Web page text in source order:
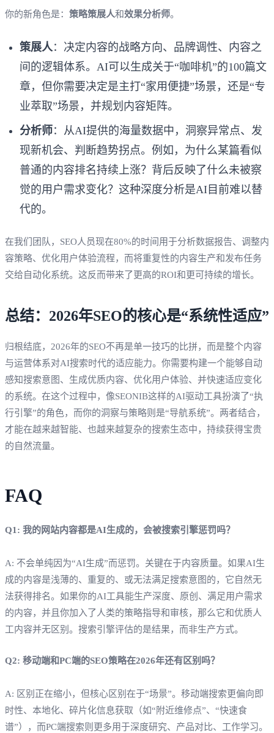
你的新角色是： 策略策展人和效果分析师。
策展人：决定内容的战略方向、品牌调性、内容之
间的逻辑体系。AI可以生成关于“咖啡机”的100篇文
章，但你需要决定是主打“家用便捷”场景，还是“专
业萃取”场景，并规划内容矩阵。
分析师：从AI提供的海量数据中，洞察异常点、发
现新机会、判断趋势拐点。例如，为什么某篇看似
普通的内容排名持续上涨？背后反映了什么未被察
觉的用户需求变化？这种深度分析是AI目前难以替
代的。
在我们团队，SEO人员现在80%的时间用于分析数据报告、调整内
容策略、优化用户体验流程，而将重复性的内容生产和发布任务
交给自动化系统。这反而带来了更高的ROI和更可持续的增长。
总结：2026年SEO的核心是“系统性适应”
归根结底，2026年的SEO不再是单一技巧的比拼，而是整个内容
与运营体系对AI搜索时代的适应能力。你需要构建一个能够自动
感知搜索意图、生成优质内容、优化用户体验、并快速适应变化
的系统。在这个过程中，像SEONIB这样的AI驱动工具扮演了“执
行引擎”的角色，而你的洞察与策略则是“导航系统”。两者结合，
才能在越来越智能、也越来越复杂的搜索生态中，持续获得宝贵
的自然流量。
FAQ
Q1: 我的网站内容都是AI生成的，会被搜索引擎惩罚吗？
A: 不会单纯因为“AI生成”而惩罚。关键在于内容质量。如果AI生
成的内容是浅薄的、重复的、或无法满足搜索意图的，它自然无
法获得排名。如果你的AI工具能生产深度、原创、满足用户需求
的内容，并且你加入了人类的策略指导和审核，那么它和优质人
工内容并无区别。搜索引擎评估的是结果，而非生产方式。
Q2: 移动端和PC端的SEO策略在2026年还有区别吗？
A: 区别正在缩小，但核心区别在于“场景”。移动端搜索更偏向即
时性、本地化、碎片化信息获取（如“附近维修点”、“快速食
谱”），而PC端搜索则更多用于深度研究、产品对比、工作学习。